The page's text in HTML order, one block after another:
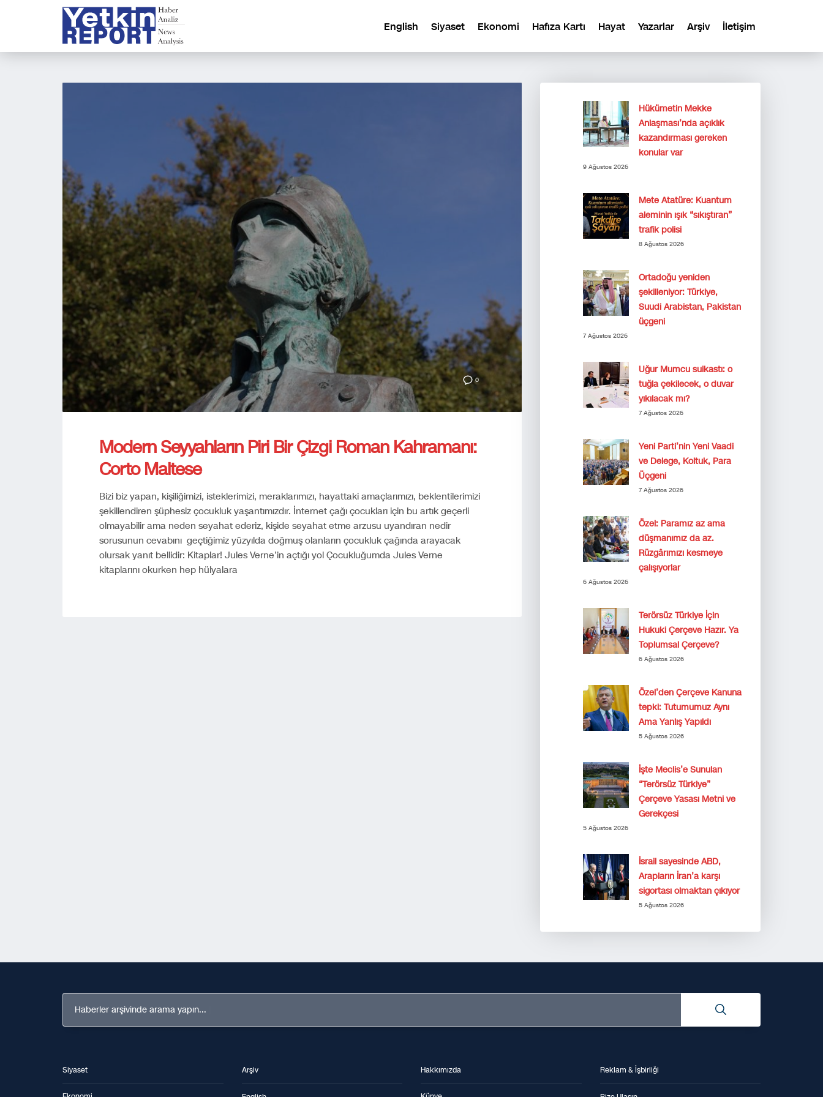
English Siyaset Ekonomi Hafıza Kartı Hayat Yazarlar Arşiv İletişim
0
Modern Seyyahların Piri Bir Çizgi Roman Kahramanı:
Corto Maltese
Bizi biz yapan, kişiliğimizi, isteklerimizi, meraklarımızı, hayattaki amaçlarımızı, beklentilerimizi
şekillendiren şüphesiz çocukluk yaşantımızdır. İnternet çağı çocukları için bu artık geçerli
olmayabilir ama neden seyahat ederiz, kişide seyahat etme arzusu uyandıran nedir
sorusunun cevabını geçtiğimiz yüzyılda doğmuş olanların çocukluk çağında arayacak
olursak yanıt bellidir: Kitaplar! Jules Verne’in açtığı yol Çocukluğumda Jules Verne
kitaplarını okurken hep hülyalara
Hükümetin Mekke
Anlaşması’nda açıklık
kazandırması gereken
konular var
9 Ağustos 2026
Mete Atatüre: Kuantum
aleminin ışık “sıkıştıran”
trafik polisi
8 Ağustos 2026
Ortadoğu yeniden
şekilleniyor: Türkiye,
Suudi Arabistan, Pakistan
üçgeni
7 Ağustos 2026
Uğur Mumcu suikastı: o
tuğla çekilecek, o duvar
yıkılacak mı?
7 Ağustos 2026
Yeni Parti’nin Yeni Vaadi
ve Delege, Koltuk, Para
Üçgeni
7 Ağustos 2026
Özel: Paramız az ama
düşmanımız da az.
Rüzgârımızı kesmeye
çalışıyorlar
6 Ağustos 2026
Terörsüz Türkiye İçin
Hukuki Çerçeve Hazır. Ya
Toplumsal Çerçeve?
6 Ağustos 2026
Özel’den Çerçeve Kanuna
tepki: Tutumumuz Aynı
Ama Yanlış Yapıldı
5 Ağustos 2026
İşte Meclis’e Sunulan
“Terörsüz Türkiye”
Çerçeve Yasası Metni ve
Gerekçesi
5 Ağustos 2026
İsrail sayesinde ABD,
Arapların İran’a karşı
sigortası olmaktan çıkıyor
5 Ağustos 2026
Haberler arşivinde arama yapın...
Siyaset Arşiv Hakkımızda Reklam & İşbirliği